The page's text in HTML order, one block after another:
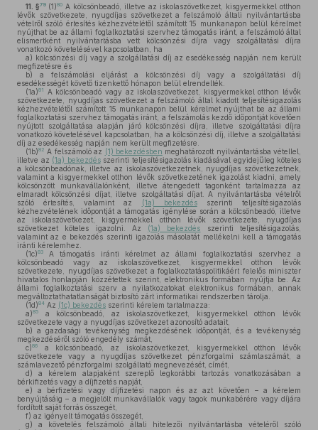
11. §79 (1)80 A kölcsönbeadó, illetve az iskolaszövetkezet, kisgyermekkel otthon
lévők szövetkezete, nyugdíjas szövetkezet a felszámoló általi nyilvántartásba
vételről szóló értesítés kézhezvételétől számított 15 munkanapon belül kérelmet
nyújthat be az állami foglalkoztatási szervhez támogatás iránt, a felszámoló által
elismertként nyilvántartásba vett kölcsönzési díjra vagy szolgáltatási díjra
vonatkozó követelésével kapcsolatban, ha
a) kölcsönzési díj vagy a szolgáltatási díj az esedékesség napján nem került
megfizetésre és
b) a felszámolási eljárást a kölcsönzési díj vagy a szolgáltatási díj
esedékességét követő tizenkettő hónapon belül elrendelték.
(1a)81
A kölcsönbeadó vagy az iskolaszövetkezet, kisgyermekkel otthon lévők
szövetkezete, nyugdíjas szövetkezet a felszámoló által kiadott teljesítésigazolás
kézhezvételétől számított 15 munkanapon belül kérelmet nyújthat be az állami
foglalkoztatási szervhez támogatás iránt, a felszámolás kezdő időpontját követően
nyújtott szolgáltatása alapján járó kölcsönzési díjra, illetve szolgáltatási díjra
vonatkozó követelésével kapcsolatban, ha a kölcsönzési díj, illetve a szolgáltatási
díj az esedékesség napján nem került megfizetésre.
(1b)82 A felszámoló az (1) bekezdésben meghatározott nyilvántartásba vétellel,
illetve az (1a) bekezdésszerinti teljesítésigazolás kiadásával egyidejűleg köteles
a kölcsönbeadónak, illetve az iskolaszövetkezetnek, nyugdíjas szövetkezetnek,
valamint a kisgyermekkel otthon lévők szövetkezetének igazolást kiadni, amely
kölcsönzött munkavállalónként, illetve átengedett tagonként tartalmazza az
elmaradt kölcsönzési díjat, illetve szolgáltatási díjat. A nyilvántartásba vételről
szóló értesítés, valamint az
(1a) bekezdésszerinti teljesítésigazolás
kézhezvételének időpontját a támogatás igénylése során a kölcsönbeadó, illetve
az iskolaszövetkezet, kisgyermekkel otthon lévők szövetkezete, nyugdíjas
szövetkezet köteles igazolni. Az (1a) bekezdés szerinti teljesítésigazolás,
valamint az e bekezdés szerinti igazolás másolatát mellékelni kell a támogatás
iránti kérelemhez.
(1c)83
A támogatás iránti kérelmet az állami foglalkoztatási szervhez a
kölcsönbeadó vagy az iskolaszövetkezet, kisgyermekkel otthon lévők
szövetkezete, nyugdíjas szövetkezet a foglalkoztatáspolitikáért felelős miniszter
hivatalos honlapján közzétettek szerint, elektronikus formában nyújtja be. Az
állami foglalkoztatási szerv a nyilatkozatokat elektronikus formában, annak
megváltoztathatatlanságát biztosító zárt informatikai rendszerben tárolja.
(1d)84 Az (1c) bekezdés szerinti kérelem tartalmazza:
a)85
a kölcsönbeadó, az iskolaszövetkezet, kisgyermekkel otthon lévők
szövetkezete vagy a nyugdíjas szövetkezet azonosító adatait,
b) a gazdasági tevékenység megkezdésének időpontját, és a tevékenység
megkezdéséről szóló engedély számát,
c)86
a kölcsönbeadó, az iskolaszövetkezet, kisgyermekkel otthon lévők
szövetkezete vagy a nyugdíjas szövetkezet pénzforgalmi számlaszámát, a
számlavezető pénzforgalmi szolgáltató megnevezését, címét,
d) a kérelem alapjaként szereplő legkorábbi tartozás vonatkozásában a
bérkifizetés vagy a díjfizetés napját,
e) a bérfizetési vagy díjfizetési napon és az azt követően – a kérelem
benyújtásáig – a megjelölt munkavállalók vagy tagok munkabérére vagy díjára
fordított saját forrás összegét,
f) az igényelt támogatás összegét,
g) a követelés felszámoló általi hitelezői nyilvántartásba vételéről szóló